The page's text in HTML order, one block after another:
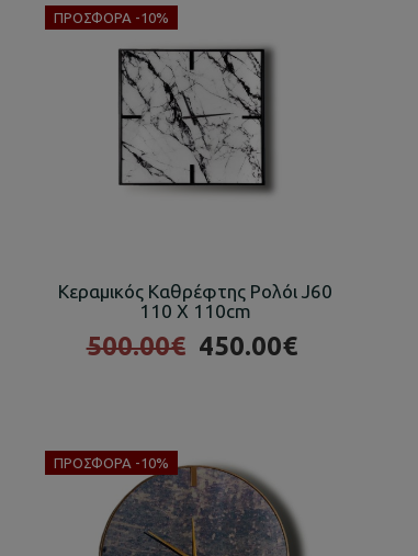
ΠΡΟΣΦΟΡΆ -10%
Κεραμικός Καθρέφτης Ρολόι J60
110 X 110cm
500.00€ 450.00€
ΠΡΟΣΦΟΡΆ -10%